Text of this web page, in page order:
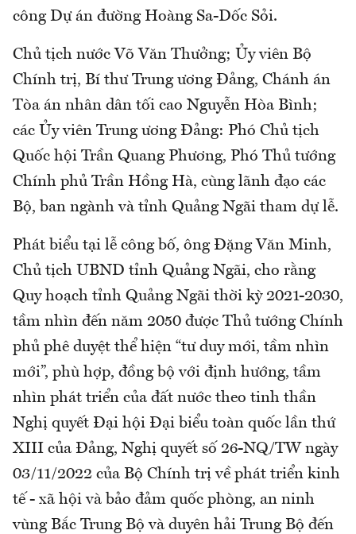
công Dự án đường Hoàng Sa-Dốc Sỏi.
Chủ tịch nước Võ Văn Thưởng; Ủy viên Bộ
Chính trị, Bí thư Trung ương Đảng, Chánh án
Tòa án nhân dân tối cao Nguyễn Hòa Bình;
các Ủy viên Trung ương Đảng: Phó Chủ tịch
Quốc hội Trần Quang Phương, Phó Thủ tướng
Chính phủ Trần Hồng Hà, cùng lãnh đạo các
Bộ, ban ngành và tỉnh Quảng Ngãi tham dự lễ.
Phát biểu tại lễ công bố, ông Đặng Văn Minh,
Chủ tịch UBND tỉnh Quảng Ngãi, cho rằng
Quy hoạch tỉnh Quảng Ngãi thời kỳ 2021-2030,
tầm nhìn đến năm 2050 được Thủ tướng Chính
phủ phê duyệt thể hiện “tư duy mới, tầm nhìn
mới”, phù hợp, đồng bộ với định hướng, tầm
nhìn phát triển của đất nước theo tinh thần
Nghị quyết Đại hội Đại biểu toàn quốc lần thứ
XIII của Đảng, Nghị quyết số 26-NQ/TW ngày
03/11/2022 của Bộ Chính trị về phát triển kinh
tế - xã hội và bảo đảm quốc phòng, an ninh
vùng Bắc Trung Bộ và duyên hải Trung Bộ đến